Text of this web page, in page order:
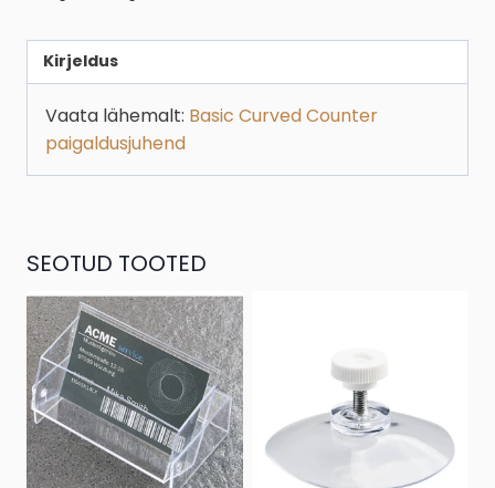
Kirjeldus
Vaata lähemalt: Basic Curved Counter
paigaldusjuhend
SEOTUD TOOTED